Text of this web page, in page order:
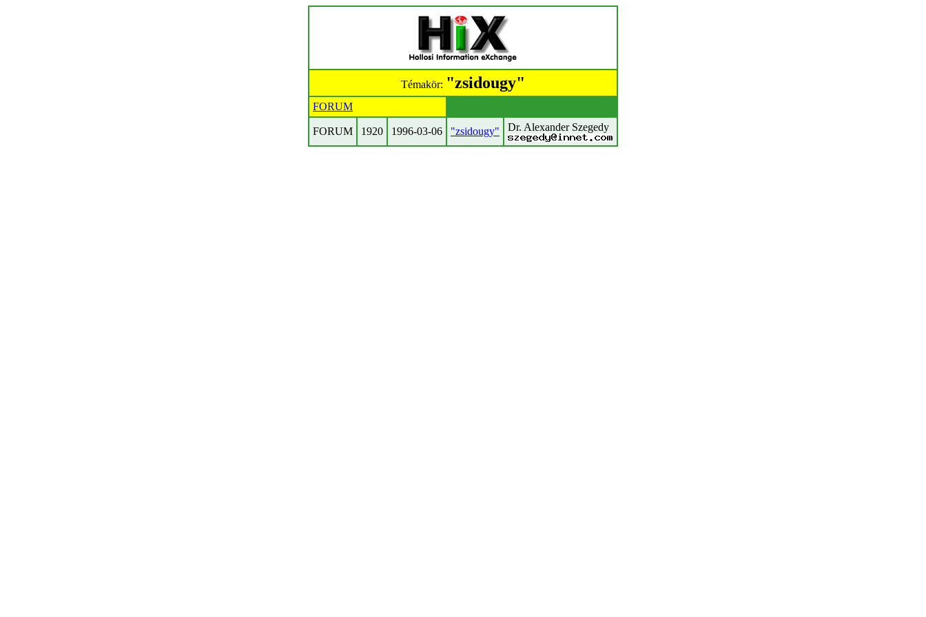
Témakör: "zsidougy"
FORUM
FORUM 1920 1996-03-06 "zsidougy" Dr. Alexander Szegedy